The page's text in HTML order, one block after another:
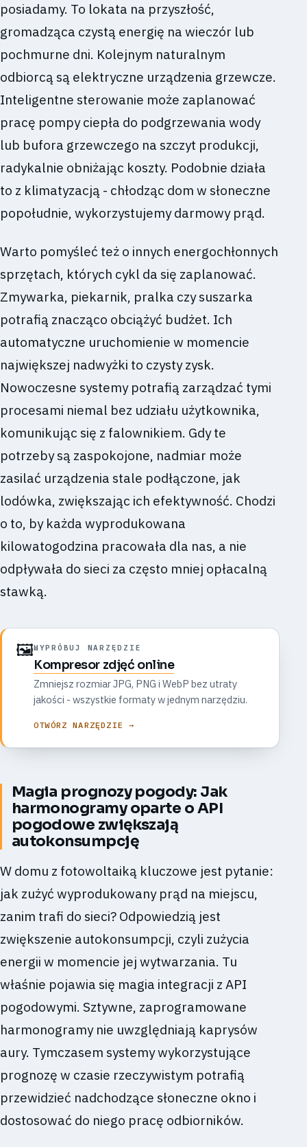
posiadamy. To lokata na przyszłość,
gromadząca czystą energię na wieczór lub
pochmurne dni. Kolejnym naturalnym
odbiorcą są elektryczne urządzenia grzewcze.
Inteligentne sterowanie może zaplanować
pracę pompy ciepła do podgrzewania wody
lub bufora grzewczego na szczyt produkcji,
radykalnie obniżając koszty. Podobnie działa
to z klimatyzacją - chłodząc dom w słoneczne
popołudnie, wykorzystujemy darmowy prąd.
Warto pomyśleć też o innych energochłonnych
sprzętach, których cykl da się zaplanować.
Zmywarka, piekarnik, pralka czy suszarka
potrafią znacząco obciążyć budżet. Ich
automatyczne uruchomienie w momencie
największej nadwyżki to czysty zysk.
Nowoczesne systemy potrafią zarządzać tymi
procesami niemal bez udziału użytkownika,
komunikując się z falownikiem. Gdy te
potrzeby są zaspokojone, nadmiar może
zasilać urządzenia stale podłączone, jak
lodówka, zwiększając ich efektywność. Chodzi
o to, by każda wyprodukowana
kilowatogodzina pracowała dla nas, a nie
odpływała do sieci za często mniej opłacalną
stawką.
🖼️WYPRÓBUJ NARZĘDZIE
Kompresor zdjęć online
Zmniejsz rozmiar JPG, PNG i WebP bez utraty
jakości - wszystkie formaty w jednym narzędziu.
OTWÓRZ NARZĘDZIE →
Magia prognozy pogody: Jak
harmonogramy oparte o API
pogodowe zwiększają
autokonsumpcję
W domu z fotowoltaiką kluczowe jest pytanie:
jak zużyć wyprodukowany prąd na miejscu,
zanim trafi do sieci? Odpowiedzią jest
zwiększenie autokonsumpcji, czyli zużycia
energii w momencie jej wytwarzania. Tu
właśnie pojawia się magia integracji z API
pogodowymi. Sztywne, zaprogramowane
harmonogramy nie uwzględniają kaprysów
aury. Tymczasem systemy wykorzystujące
prognozę w czasie rzeczywistym potrafią
przewidzieć nadchodzące słoneczne okno i
dostosować do niego pracę odbiorników.